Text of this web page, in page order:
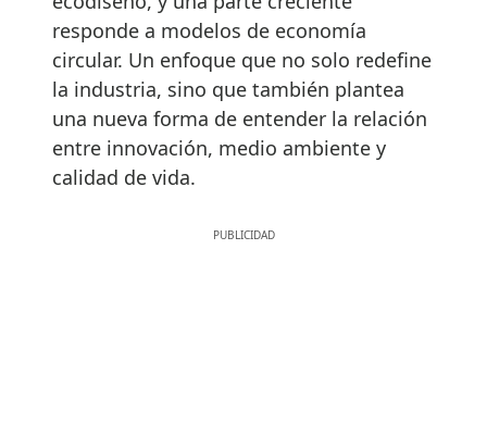
responde a modelos de economía
circular. Un enfoque que no solo redefine
la industria, sino que también plantea
una nueva forma de entender la relación
entre innovación, medio ambiente y
calidad de vida.